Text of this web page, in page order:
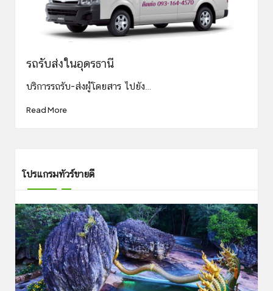
รถรับส่งในอุดรธานี
บริการรถรับ-ส่งผู้โดยสาร ไปยัง…
Read More
โปรแกรมทัวร์ขายดี